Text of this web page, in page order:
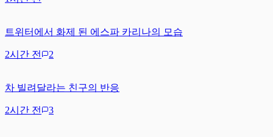
트위터에서 화제 된 에스파 카리나의 모습
2시간 전 2
차 빌려달라는 친구의 반응
2시간 전 3